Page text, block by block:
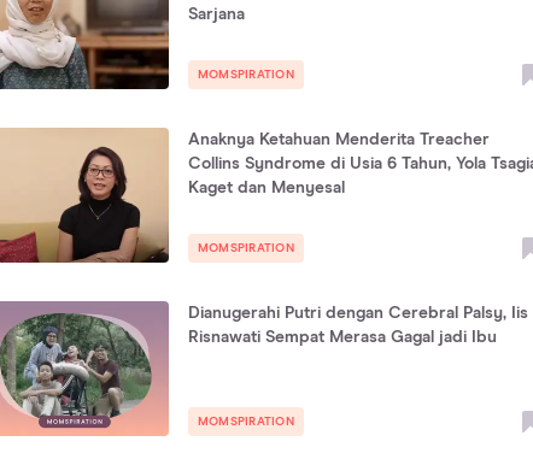
Sarjana
MOMSPIRATION
Anaknya Ketahuan Menderita Treacher
Collins Syndrome di Usia 6 Tahun, Yola
Kaget dan Menyesal
MOMSPIRATION
Dianugerahi Putri dengan Cerebral Palsy, Iis
Risnawati Sempat Merasa Gagal jadi Ibu
MOMSPIRATION